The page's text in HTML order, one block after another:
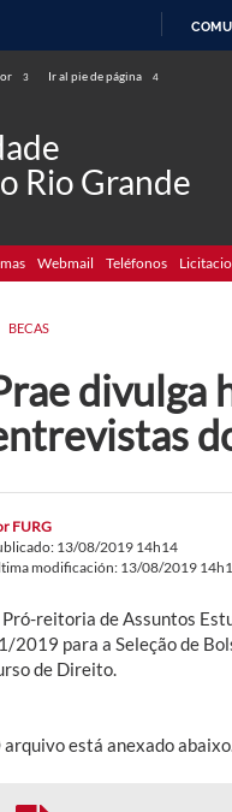
3 Ir al pie de página 4
Rio Grande
Webmail Teléfonos
BECAS
divulga
FURG
13/08/2019 14h14
modificación: 13/08/2019
Pró-reitoria de Assuntos
2019 para a Seleção de
de Direito.
arquivo está anexado abaixo.